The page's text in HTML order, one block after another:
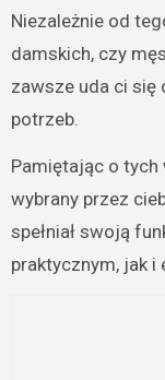
Niezależnie od
damskich, czy
zawsze uda ci się
potrzeb.
Pamiętając o tych
wybrany przez
spełniał swoją
praktycznym, jak i